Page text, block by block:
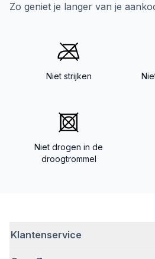
Zo geniet je langer van je
Niet strijken
Niet drogen in de
droogtrommel
Klantenservice